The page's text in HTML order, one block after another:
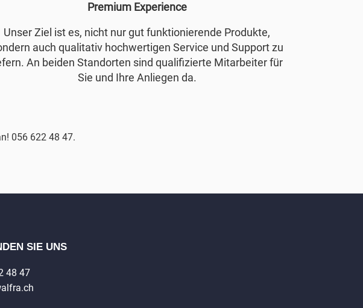
Premium Experience
Unser Ziel ist es, nicht nur gut funktionierende Produkte,
auch qualitativ hochwertigen Service und Support zu
An beiden Standorten sind qualifizierte Mitarbeiter für
Sie und Ihre Anliegen da.
056 622 48 47.
SIE UNS
48 47